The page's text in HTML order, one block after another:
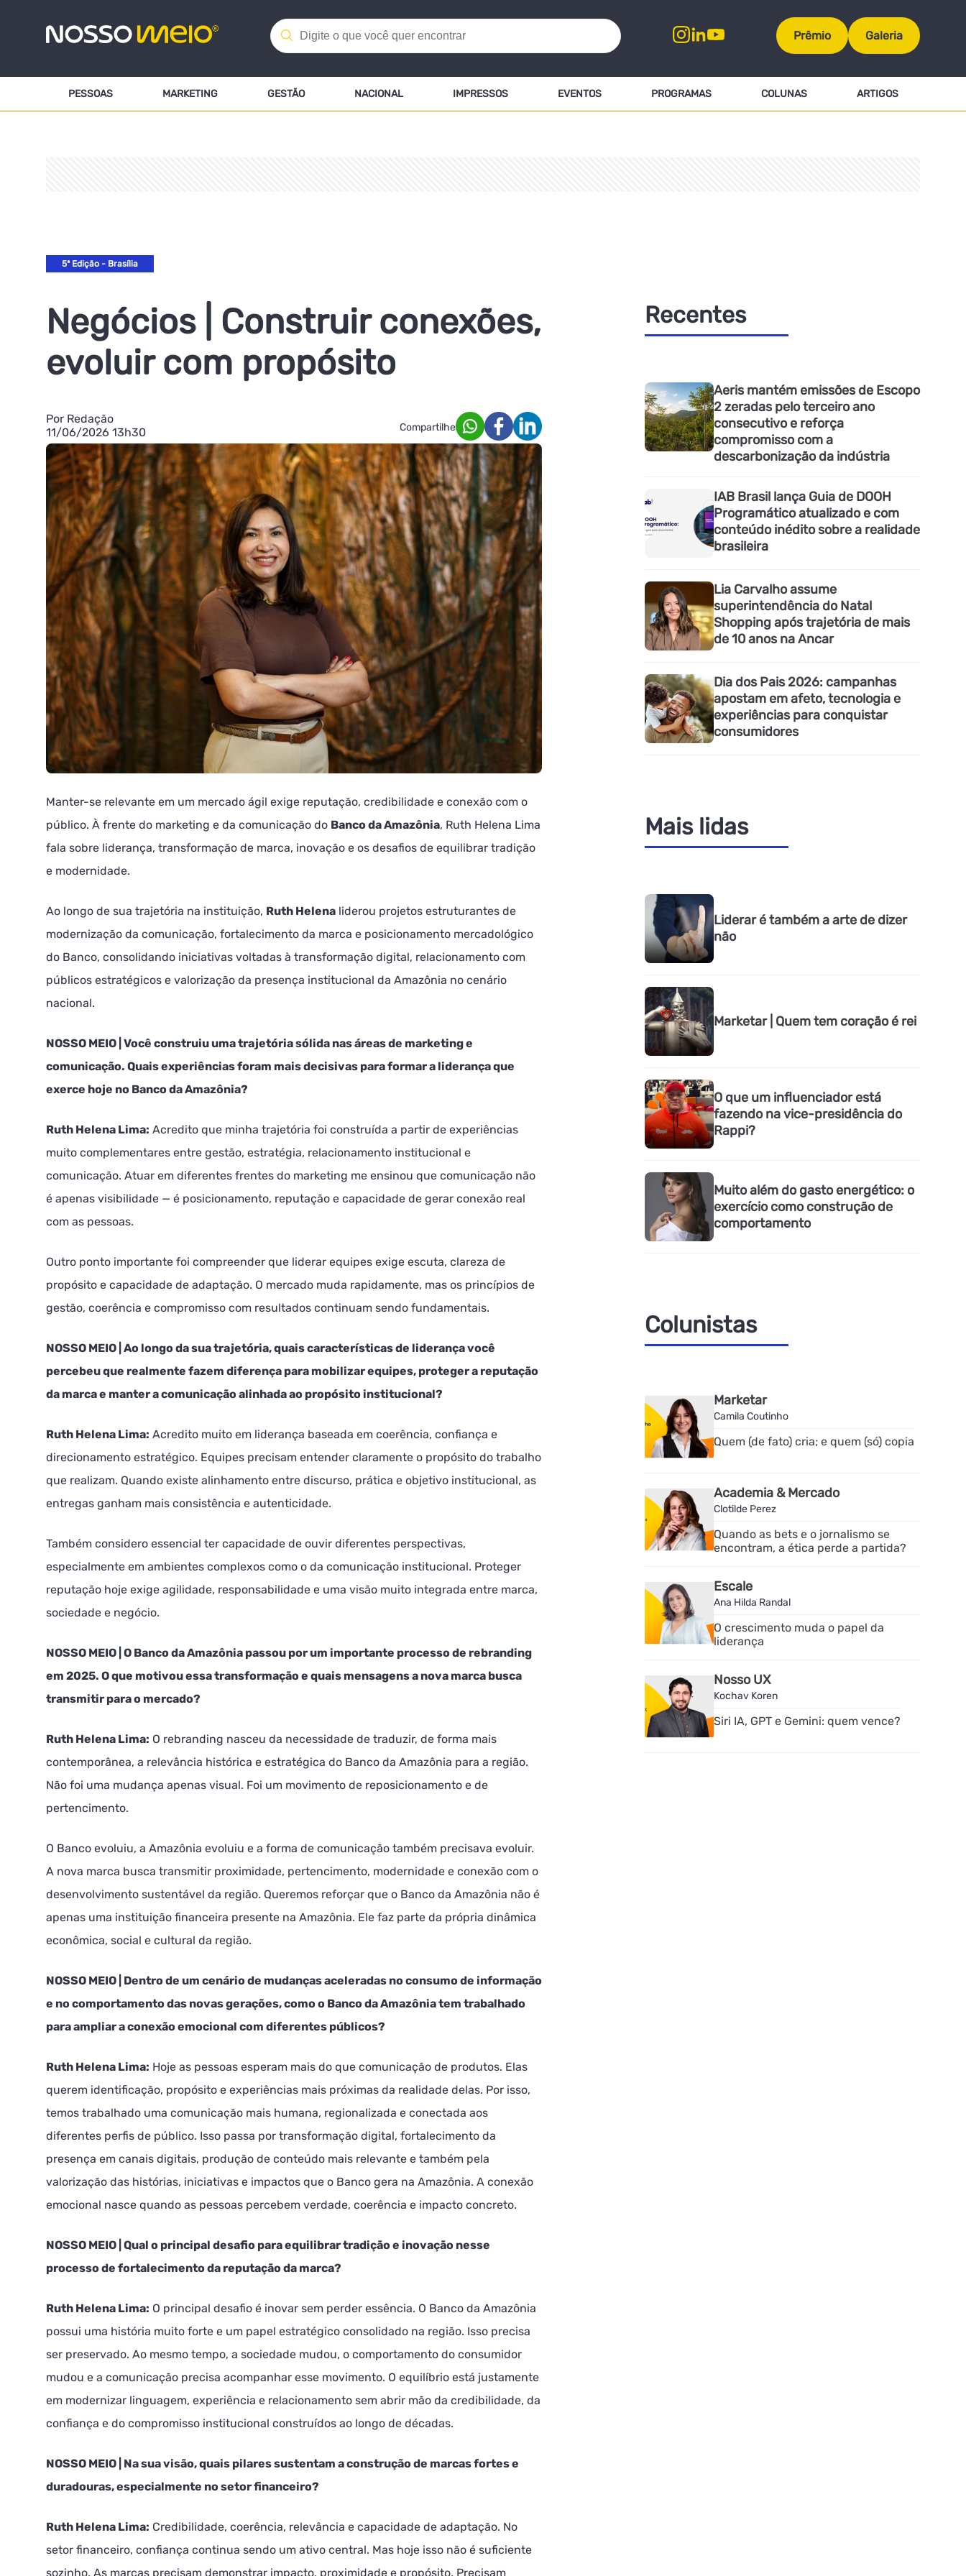
Prêmio Galeria
PESSOAS MARKETING GESTÃO NACIONAL IMPRESSOS EVENTOS PROGRAMAS COLUNAS ARTIGOS
5ª Edição - Brasília
Negócios | Construir conexões,
evoluir com propósito
Por Redação
11/06/2026 13h30
Compartilhe
Manter-se relevante em um mercado ágil exige reputação, credibilidade e conexão com o
público. À frente do marketing e da comunicação do Banco da Amazônia, Ruth Helena Lima
fala sobre liderança, transformação de marca, inovação e os desafios de equilibrar tradição
e modernidade.
Ao longo de sua trajetória na instituição, Ruth Helena liderou projetos estruturantes de
modernização da comunicação, fortalecimento da marca e posicionamento mercadológico
do Banco, consolidando iniciativas voltadas à transformação digital, relacionamento com
públicos estratégicos e valorização da presença institucional da Amazônia no cenário
nacional.
NOSSO MEIO | Você construiu uma trajetória sólida nas áreas de marketing e
comunicação. Quais experiências foram mais decisivas para formar a liderança que
exerce hoje no Banco da Amazônia?
Ruth Helena Lima: Acredito que minha trajetória foi construída a partir de experiências
muito complementares entre gestão, estratégia, relacionamento institucional e
comunicação. Atuar em diferentes frentes do marketing me ensinou que comunicação não
é apenas visibilidade — é posicionamento, reputação e capacidade de gerar conexão real
com as pessoas.
Outro ponto importante foi compreender que liderar equipes exige escuta, clareza de
propósito e capacidade de adaptação. O mercado muda rapidamente, mas os princípios de
gestão, coerência e compromisso com resultados continuam sendo fundamentais.
NOSSO MEIO | Ao longo da sua trajetória, quais características de liderança você
percebeu que realmente fazem diferença para mobilizar equipes, proteger a reputação
da marca e manter a comunicação alinhada ao propósito institucional?
Ruth Helena Lima: Acredito muito em liderança baseada em coerência, confiança e
direcionamento estratégico. Equipes precisam entender claramente o propósito do trabalho
que realizam. Quando existe alinhamento entre discurso, prática e objetivo institucional, as
entregas ganham mais consistência e autenticidade.
Também considero essencial ter capacidade de ouvir diferentes perspectivas,
especialmente em ambientes complexos como o da comunicação institucional. Proteger
reputação hoje exige agilidade, responsabilidade e uma visão muito integrada entre marca,
sociedade e negócio.
NOSSO MEIO | O Banco da Amazônia passou por um importante processo de rebranding
em 2025. O que motivou essa transformação e quais mensagens a nova marca busca
transmitir para o mercado?
Ruth Helena Lima: O rebranding nasceu da necessidade de traduzir, de forma mais
contemporânea, a relevância histórica e estratégica do Banco da Amazônia para a região.
Não foi uma mudança apenas visual. Foi um movimento de reposicionamento e de
pertencimento.
O Banco evoluiu, a Amazônia evoluiu e a forma de comunicação também precisava evoluir.
A nova marca busca transmitir proximidade, pertencimento, modernidade e conexão com o
desenvolvimento sustentável da região. Queremos reforçar que o Banco da Amazônia não é
apenas uma instituição financeira presente na Amazônia. Ele faz parte da própria dinâmica
econômica, social e cultural da região.
NOSSO MEIO | Dentro de um cenário de mudanças aceleradas no consumo de informação
e no comportamento das novas gerações, como o Banco da Amazônia tem trabalhado
para ampliar a conexão emocional com diferentes públicos?
Ruth Helena Lima: Hoje as pessoas esperam mais do que comunicação de produtos. Elas
querem identificação, propósito e experiências mais próximas da realidade delas. Por isso,
temos trabalhado uma comunicação mais humana, regionalizada e conectada aos
diferentes perfis de público. Isso passa por transformação digital, fortalecimento da
presença em canais digitais, produção de conteúdo mais relevante e também pela
valorização das histórias, iniciativas e impactos que o Banco gera na Amazônia. A conexão
emocional nasce quando as pessoas percebem verdade, coerência e impacto concreto.
NOSSO MEIO | Qual o principal desafio para equilibrar tradição e inovação nesse
processo de fortalecimento da reputação da marca?
Ruth Helena Lima: O principal desafio é inovar sem perder essência. O Banco da Amazônia
possui uma história muito forte e um papel estratégico consolidado na região. Isso precisa
ser preservado. Ao mesmo tempo, a sociedade mudou, o comportamento do consumidor
mudou e a comunicação precisa acompanhar esse movimento. O equilíbrio está justamente
em modernizar linguagem, experiência e relacionamento sem abrir mão da credibilidade, da
confiança e do compromisso institucional construídos ao longo de décadas.
NOSSO MEIO | Na sua visão, quais pilares sustentam a construção de marcas fortes e
duradouras, especialmente no setor financeiro?
Ruth Helena Lima: Credibilidade, coerência, relevância e capacidade de adaptação. No
setor financeiro, confiança continua sendo um ativo central. Mas hoje isso não é suficiente
sozinho. As marcas precisam demonstrar impacto, proximidade e propósito. Precisam
Recentes
Aeris mantém emissões de Escopo
2 zeradas pelo terceiro ano
consecutivo e reforça
compromisso com a
descarbonização da indústria
IAB Brasil lança Guia de DOOH
Programático atualizado e com
conteúdo inédito sobre a realidade
brasileira
Lia Carvalho assume
superintendência do Natal
Shopping após trajetória de mais
de 10 anos na Ancar
Dia dos Pais 2026: campanhas
apostam em afeto, tecnologia e
experiências para conquistar
consumidores
Mais lidas
Liderar é também a arte de dizer
não
Marketar | Quem tem coração é rei
O que um influenciador está
fazendo na vice-presidência do
Rappi?
Muito além do gasto energético: o
exercício como construção de
comportamento
Colunistas
Marketar
Camila Coutinho
Quem (de fato) cria; e quem (só) copia
Academia & Mercado
Clotilde Perez
Quando as bets e o jornalismo se
encontram, a ética perde a partida?
Escale
Ana Hilda Randal
O crescimento muda o papel da
liderança
Nosso UX
Kochav Koren
Siri IA, GPT e Gemini: quem vence?